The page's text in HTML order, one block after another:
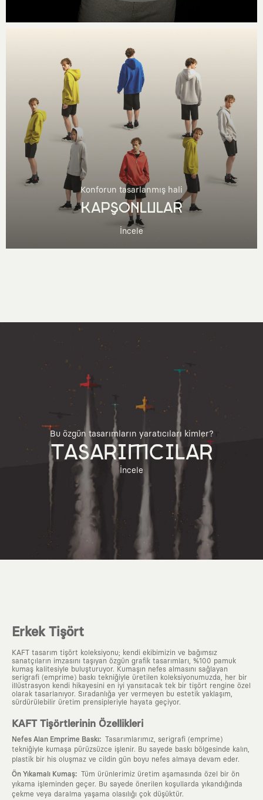
Konforun tasarlanmış hali
KAPŞONLULAR
İncele
Bu özgün tasarımların yaratıcıları kimler?
TASARIMCILAR
İncele
Erkek Tişört
KAFT tasarım tişört koleksiyonu; kendi ekibimizin ve bağımsız
sanatçıların imzasını taşıyan özgün grafik tasarımları, %100 pamuk
kumaş kalitesiyle buluşturuyor. Kumaşın nefes almasını sağlayan
serigrafi (emprime) baskı tekniğiyle üretilen koleksiyonumuzda, her bir
illüstrasyon kendi hikayesini en iyi yansıtacak tek bir tişört rengine özel
olarak tasarlanıyor. Sıradanlığa yer vermeyen bu estetik yaklaşım,
sürdürülebilir üretim prensipleriyle hayata geçiyor.
KAFT Tişörtlerinin Özellikleri
Nefes Alan Emprime Baskı: Tasarımlarımız, serigrafi (emprime)
tekniğiyle kumaşa pürüzsüzce işlenir. Bu sayede baskı bölgesinde kalın,
plastik bir his oluşmaz ve cildin gün boyu nefes almaya devam eder.
Ön Yıkamalı Kumaş: Tüm ürünlerimiz üretim aşamasında özel bir ön
yıkama işleminden geçer. Bu sayede önerilen koşullarda yıkandığında
çekme veya daralma yaşama olasılığı çok düşüktür.